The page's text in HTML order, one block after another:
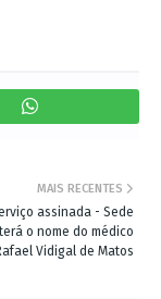
MAIS RECENTES
assinada - Sede
o nome do médico
Vidigal de Matos